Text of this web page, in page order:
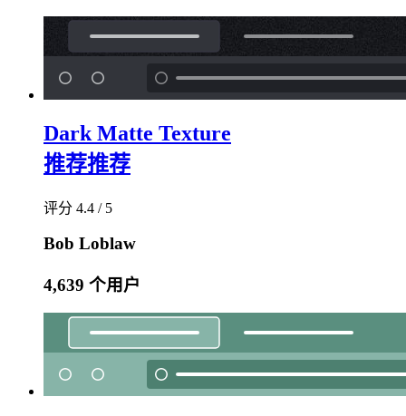
Dark Matte Texture
推荐推荐
评分 4.4 / 5
Bob Loblaw
4,639 个用户